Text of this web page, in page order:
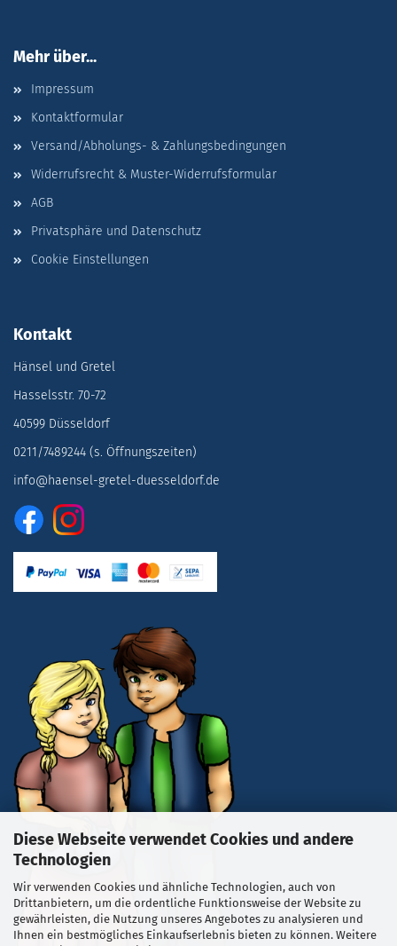
Diese Webseite verwendet Cookies und andere
Technologien
Wir verwenden Cookies und ähnliche Technologien, auch von
Drittanbietern, um die ordentliche Funktionsweise der Website zu
gewährleisten, die Nutzung unseres Angebotes zu analysieren und
Ihnen ein bestmögliches Einkaufserlebnis bieten zu können. Weitere
Mehr über...
Impressum
Kontaktformular
Versand/Abholungs- & Zahlungsbedingungen
Widerrufsrecht & Muster-Widerrufsformular
AGB
Privatsphäre und Datenschutz
Cookie Einstellungen
Kontakt
Hänsel und Gretel
Hasselsstr. 70-72
40599 Düsseldorf
0211/7489244 (s. Öffnungszeiten)
info@haensel-gretel-duesseldorf.de